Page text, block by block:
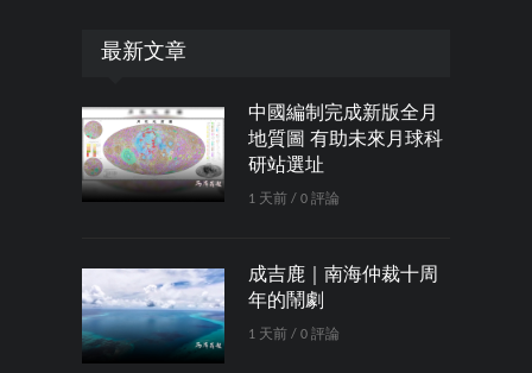
最新文章
中國編制完成新版全月
地質圖 有助未來月球科
研站選址
1 天前 / 0 評論
成吉鹿｜南海仲裁十周
年的鬧劇
1 天前 / 0 評論